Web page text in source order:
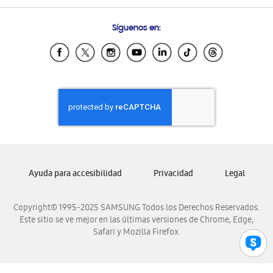
Samsung Ecuador
Samsung El Salvador
Samsung Honduras
Samsung Nicaragua
Samsung Panamá
Samsung Venezuela
Síguenos en:
Copyright© 1995-2025 SAMSUNG Todos los Derechos Reservados.
Este sitio se ve mejor en las últimas versiones de Chrome, Edge,
Safari y Mozilla Firefox.
Ayuda para accesibilidad Privacidad Legal